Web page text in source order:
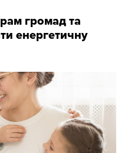
громад та
енергетичну